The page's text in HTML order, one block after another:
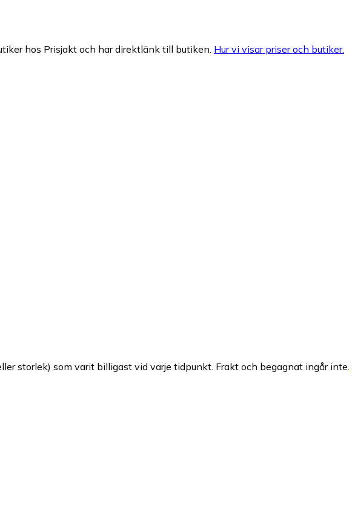
hos Prisjakt och har direktlänk till butiken. Hur vi visar priser och butiker.
storlek) som varit billigast vid varje tidpunkt. Frakt och begagnat ingår inte.